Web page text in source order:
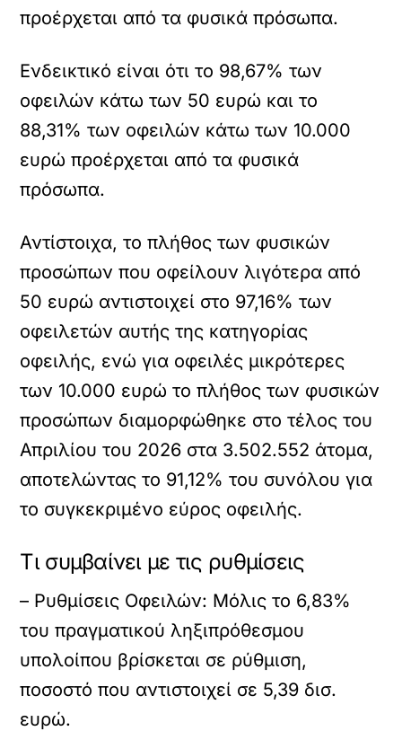
προέρχεται από τα φυσικά πρόσωπα.
Ενδεικτικό είναι ότι το 98,67% των
οφειλών κάτω των 50 ευρώ και το
88,31% των οφειλών κάτω των 10.000
ευρώ προέρχεται από τα φυσικά
πρόσωπα.
Αντίστοιχα, το πλήθος των φυσικών
προσώπων που οφείλουν λιγότερα από
50 ευρώ αντιστοιχεί στο 97,16% των
οφειλετών αυτής της κατηγορίας
οφειλής, ενώ για οφειλές μικρότερες
των 10.000 ευρώ το πλήθος των φυσικών
προσώπων διαμορφώθηκε στο τέλος του
Απριλίου του 2026 στα 3.502.552 άτομα,
αποτελώντας το 91,12% του συνόλου για
το συγκεκριμένο εύρος οφειλής.
Τι συμβαίνει με τις ρυθμίσεις
– Ρυθμίσεις Οφειλών: Μόλις το 6,83%
του πραγματικού ληξιπρόθεσμου
υπολοίπου βρίσκεται σε ρύθμιση,
ποσοστό που αντιστοιχεί σε 5,39 δισ.
ευρώ.